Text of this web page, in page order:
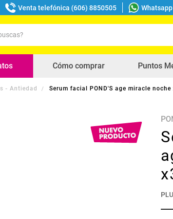
Venta telefónica (606) 8850505
Cómo comprar Puntos
- Antiedad Serum facial POND'S age miracle noche
PLU
buscados